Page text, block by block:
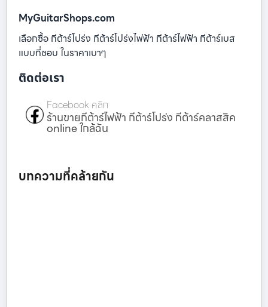
MyGuitarShops.com
เลือกซื้อ กีต้าร์โปร่ง กีต้าร์โปร่งไฟฟ้า กีต้าร์ไฟฟ้า กีต้าร์เบส
แบบที่ชอบ ในราคาเบาๆ
ติดต่อเรา
Facebook คลิก
ร้านขายกีต้าร์ไฟฟ้า กีต้าร์โปร่ง กีต้าร์คลาสสิค
online ใกล้ฉัน
บทความที่คล้ายกัน